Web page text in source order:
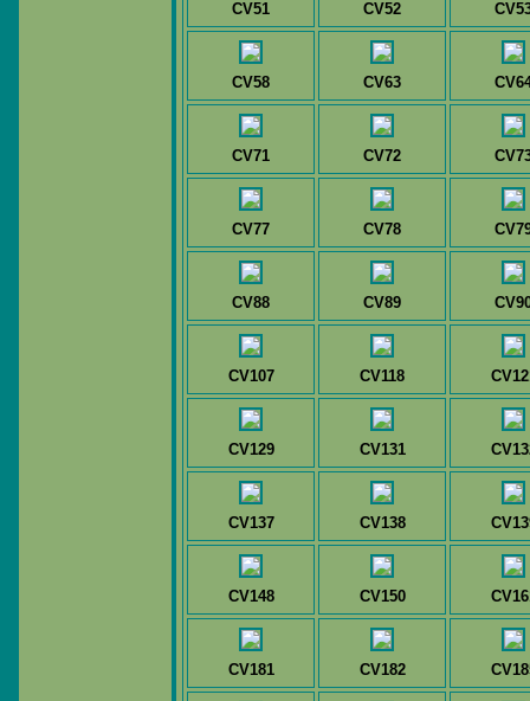
CV51 CV52
CV58 CV63
CV71 CV72
CV77 CV78
CV88 CV89
CV107 CV118
CV129 CV131
CV137 CV138
CV148 CV150
CV181 CV182